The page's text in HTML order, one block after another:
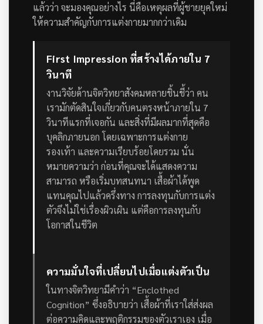
แล้วว่า จะมองคุณอย่างไร นี่คือเหตุผลที่ผู้ชายยุคใหม่
ให้ความสำคัญกับการแต่งกายมากกว่าเดิม
First Impression ที่สร้างได้ภายใน 7
วินาที
งานวิจัยด้านจิตวิทยาสังคมหลายชิ้นชี้ว่า คน
เรามักตัดสินใจเกี่ยวกับคนตรงหน้าภายใน 7
วินาทีแรกที่เจอกัน และสิ่งที่มีผลมากที่สุดคือ
บุคลิกภายนอก โดยเฉพาะการแต่งกาย
รองเท้า และความเรียบร้อยโดยรวม นั่น
หมายความว่า ก่อนที่คุณจะได้แสดงความ
สามารถ หรือเริ่มบทสนทนา เสื้อผ้าได้พูด
แทนคุณไปแล้วครึ่งทาง การลงทุนกับการแต่ง
ตัวจึงไม่ใช่เรื่องผิวเผิน แต่คือการลงทุนกับ
โอกาสในชีวิต
ความมั่นใจที่เปลี่ยนไปเมื่อแต่งตัวเป็น
ในทางจิตวิทยามีคำว่า “Enclothed
Cognition” ซึ่งอธิบายว่า เสื้อผ้าที่เราใส่ส่งผล
ต่อความคิดและพฤติกรรมของตัวเราเอง เมื่อ